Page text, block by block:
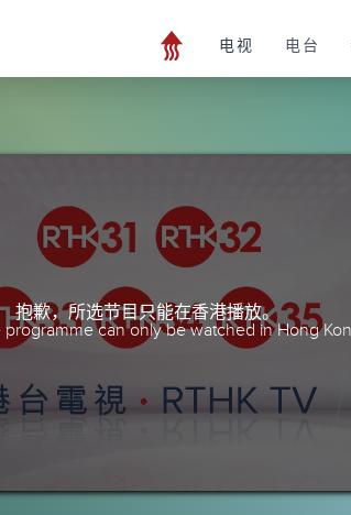
电视 电台
抱歉，所选节目只能在香港播放。
programme can only be watched in Hong